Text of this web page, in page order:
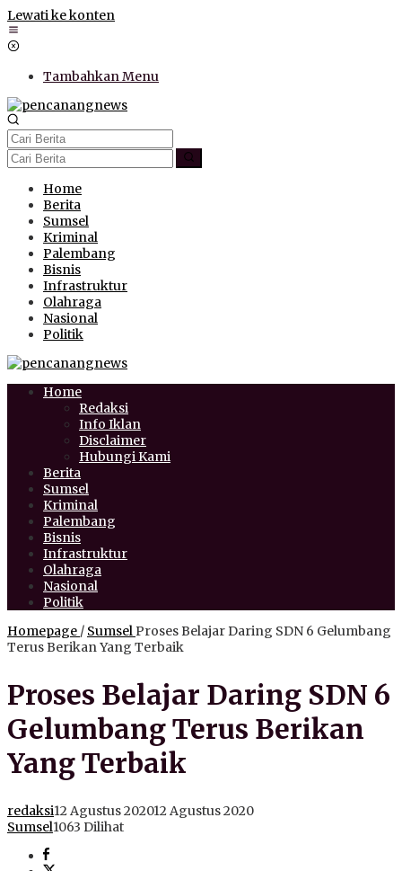
Lewati ke konten
Tambahkan Menu
Home
Berita
Sumsel
Kriminal
Palembang
Bisnis
Infrastruktur
Olahraga
Nasional
Politik
Home
Redaksi
Info Iklan
Disclaimer
Hubungi Kami
Berita
Sumsel
Kriminal
Palembang
Bisnis
Infrastruktur
Olahraga
Nasional
Politik
Homepage / SumselProses Belajar Daring SDN 6 Gelumbang
Terus Berikan Yang Terbaik
Proses Belajar Daring SDN 6
Gelumbang Terus Berikan
Yang Terbaik
redaksi12 Agustus 202012 Agustus 2020
Sumsel1063 Dilihat